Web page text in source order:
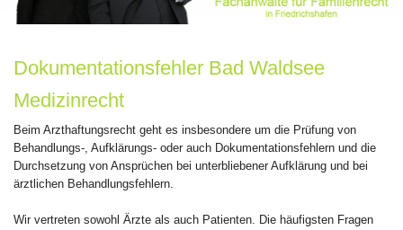
Dokumentationsfehler Bad Waldsee
Medizinrecht
Beim Arzthaftungsrecht geht es insbesondere um die Prüfung von
Behandlungs-, Aufklärungs- oder auch Dokumentationsfehlern und die
Durchsetzung von Ansprüchen bei unterbliebener Aufklärung und bei
ärztlichen Behandlungsfehlern.
Wir vertreten sowohl Ärzte als auch Patienten. Die häufigsten Fragen